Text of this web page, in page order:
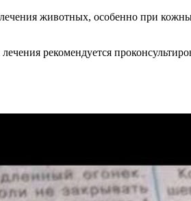
животных, особенно при
рекомендуется